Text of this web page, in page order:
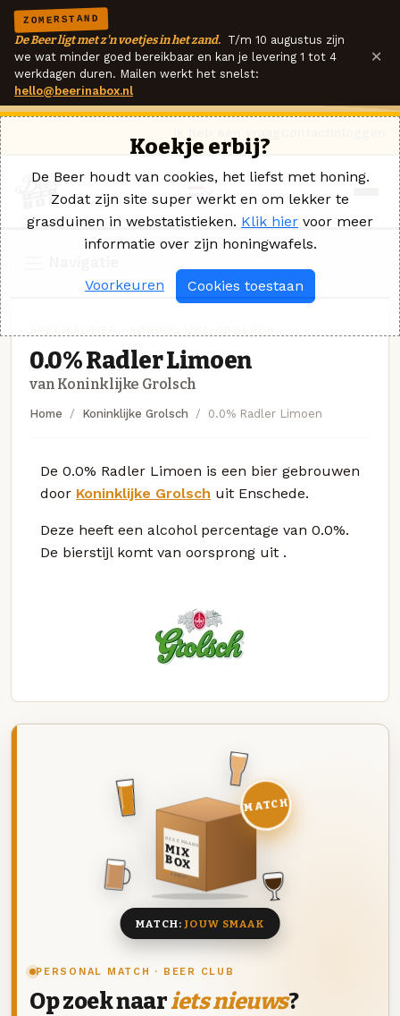
ZOMERSTAND
De Beer ligt met z'n voetjes in het zand. T/m 10 augustus zijn
we wat minder goed bereikbaar en kan je levering 1 tot 4
werkdagen duren. Mailen werkt het snelst:
hello@beerinabox.nl
×
0.0% Radler Limoen
van Koninklijke Grolsch
Home Koninklijke Grolsch 0.0% Radler Limoen
De 0.0% Radler Limoen is een bier gebrouwen
door Koninklijke Grolsch uit Enschede.
Deze heeft een alcohol percentage van 0.0%.
De bierstijl komt van oorsprong uit .
PERSONAL MATCH · BEER CLUB
Op zoek naariets nieuws?
DEZE MAAND
MIX
BOX
8 BIEREN
MATCH
MATCH:JOUW SMAAK
Koekje erbij?
De Beer houdt van cookies, het liefst met honing.
Zodat zijn site super werkt en om lekker te
grasduinen in webstatistieken. Klik hier voor meer
informatie over zijn honingwafels.
Voorkeuren Cookies toestaan